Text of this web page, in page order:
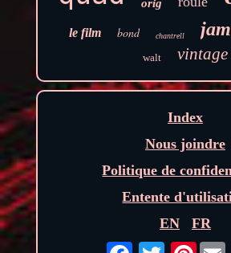
orig
le film bond chantrell
walt vintage
Index
Nous joindre
Politique de
Entente
EN
FR